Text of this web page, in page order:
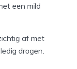
een mild
af met
drogen.